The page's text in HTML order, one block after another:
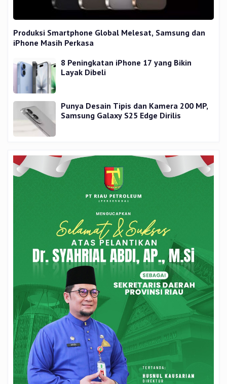
Produksi Smartphone Global Melesat, Samsung dan
iPhone Masih Perkasa
8 Peningkatan iPhone 17 yang Bikin
Layak Dibeli
Punya Desain Tipis dan Kamera 200 MP,
Samsung Galaxy S25 Edge Dirilis